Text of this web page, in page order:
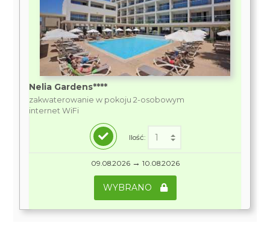
Nelia Gardens****
zakwaterowanie w pokoju 2-osobowym
internet WiFi
Ilość:
09.08.2026 → 10.08.2026
WYBRANO